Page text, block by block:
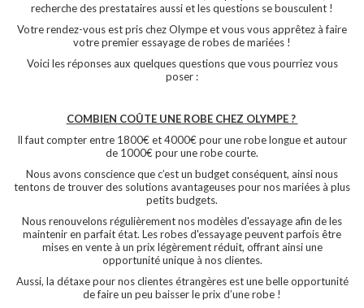
recherche des prestataires aussi et les questions se bousculent !
Votre rendez-vous est pris chez Olympe et vous vous apprêtez à faire
votre premier essayage de robes de mariées !
Voici les réponses aux quelques questions que vous pourriez vous
poser :
COMBIEN COÛTE UNE ROBE CHEZ OLYMPE ?
Il faut compter entre 1800€ et 4000€ pour une robe longue et autour
de 1000€ pour une robe courte.
Nous avons conscience que c’est un budget conséquent, ainsi nous
tentons de trouver des solutions avantageuses pour nos mariées à plus
petits budgets.
Nous renouvelons régulièrement nos modèles d'essayage afin de les
maintenir en parfait état. Les robes d'essayage peuvent parfois être
mises en vente à un prix légèrement réduit, offrant ainsi une
opportunité unique à nos clientes.
Aussi, la détaxe pour nos clientes étrangères est une belle opportunité
de faire un peu baisser le prix d’une robe !